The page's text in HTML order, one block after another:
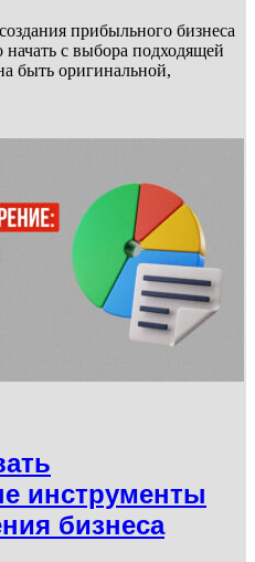
прибыльного бизнеса
начать с выбора подходящей
быть оригинальной,
инструменты
бизнеса